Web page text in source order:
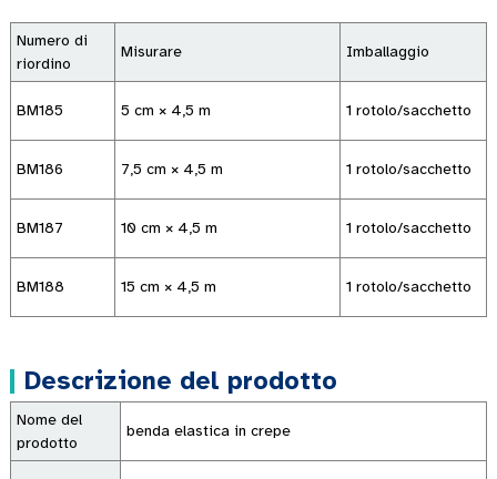
Numero di
riordino
Misurare Imballaggio
BM185 5 cm × 4,5 m 1 rotolo/sacchetto
BM186 7,5 cm × 4,5 m 1 rotolo/sacchetto
BM187 10 cm × 4,5 m 1 rotolo/sacchetto
BM188 15 cm × 4,5 m 1 rotolo/sacchetto
Descrizione del prodotto
Nome del
prodotto
benda elastica in crepe